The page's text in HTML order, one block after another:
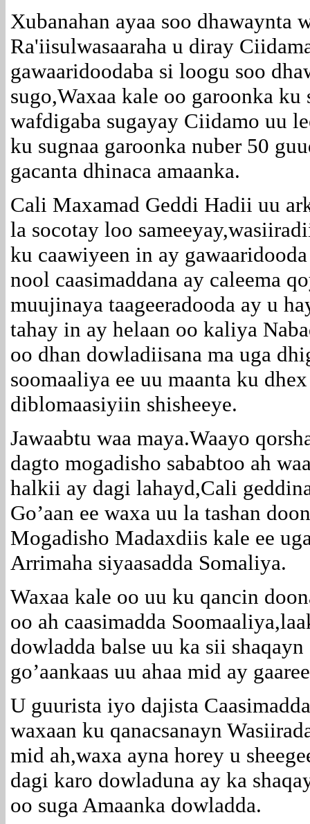
Xubanahan ayaa soo dhawaynta
Ra'iisulwasaaraha u diray
gawaaridoodaba si loogu soo
sugo,Waxaa kale oo garoonka
wafdigaba sugayay Ciidamo uu
ku sugnaa garoonka nuber 50
gacanta dhinaca amaanka.
Cali Maxamad Geddi Hadii uu
la socotay loo
ku caawiyeen in ay
nool caasimaddana ay caleema
muujinaya taageeradooda ay u
tahay in ay helaan oo kaliya
oo dhan dowladiisana ma uga
soomaaliya ee uu maanta ku
diblomaasiyiin shisheeye.
Jawaabtu waa maya.Waayo
dagto mogadisho sababtoo ah
halkii ay dagi lahayd,Cali
Go’aan ee waxa uu la tashan
Mogadisho Madaxdiis kale ee
Arrimaha siyaasadda Somaliya.
Waxaa kale oo uu ku qancin
oo ah caasimadda
dowladda balse uu ka sii
go’aankaas uu ahaa mid ay
U guurista iyo dajista
waxaan ku qanacsanayn
mid ah,waxa ayna horey u
dagi karo dowladuna ay ka
oo suga Amaanka dowladda.